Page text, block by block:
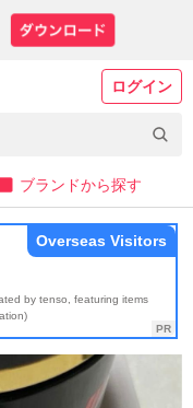
ログイン
ブランドから探す
by tenso, featuring items
Overseas Visitors